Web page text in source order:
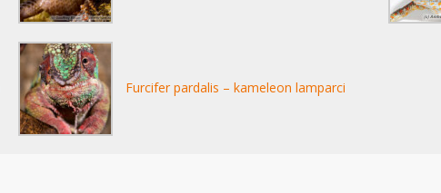
Furcifer pardalis – kameleon lamparci